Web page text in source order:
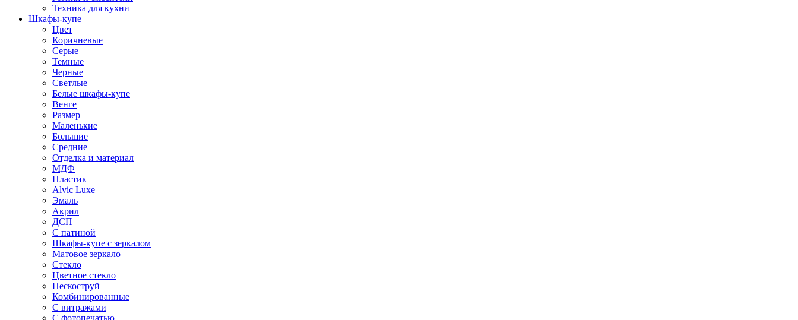
Техника для кухни
Шкафы-купе
Цвет
Коричневые
Серые
Темные
Черные
Светлые
Белые шкафы-купе
Венге
Размер
Маленькие
Большие
Средние
Отделка и материал
МДФ
Пластик
Alvic Luxe
Эмаль
Акрил
ДСП
С патиной
Шкафы-купе с зеркалом
Матовое зеркало
Стекло
Цветное стекло
Пескоструй
Комбинированные
С витражами
С фотопечатью